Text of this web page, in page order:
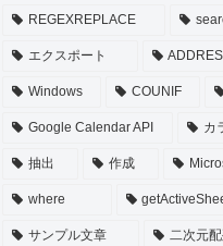
REGEXREPLACE
エクスポート
Windows COUNIF
Google Calendar API カ
抽出 作成
where
サンプル文章 二次元